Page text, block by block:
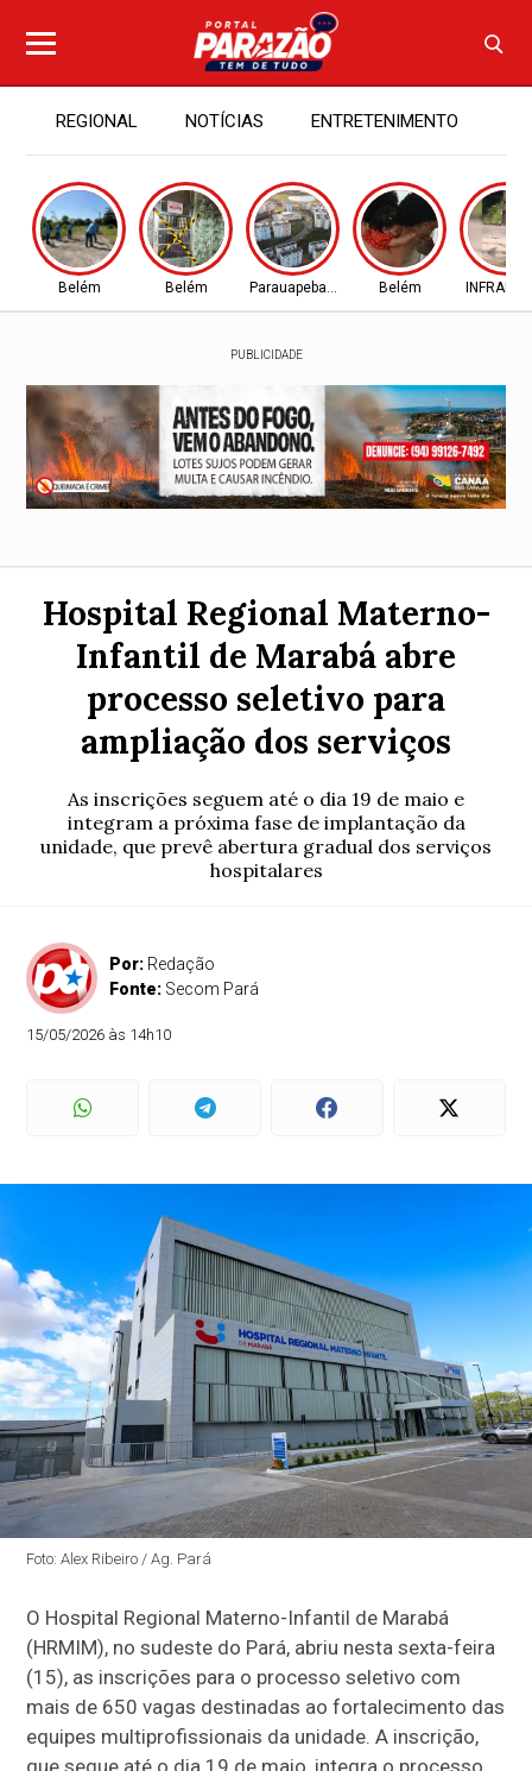
REGIONAL NOTÍCIAS ENTRETENIMENTO
Belém Belém Parauapebas - PA Belém
PUBLICIDADE
Hospital Regional Materno-
Infantil de Marabá abre
processo seletivo para
ampliação dos serviços
As inscrições seguem até o dia 19 de maio e
integram a próxima fase de implantação da
unidade, que prevê abertura gradual dos serviços
hospitalares
Por: Redação
Fonte: Secom Pará
15/05/2026 às 14h10
Foto: Alex Ribeiro / Ag. Pará
O Hospital Regional Materno-Infantil de Marabá
(HRMIM), no sudeste do Pará, abriu nesta sexta-feira
(15), as inscrições para o processo seletivo com
mais de 650 vagas destinadas ao fortalecimento das
equipes multiprofissionais da unidade. A inscrição,
que segue até o dia 19 de maio, integra o processo